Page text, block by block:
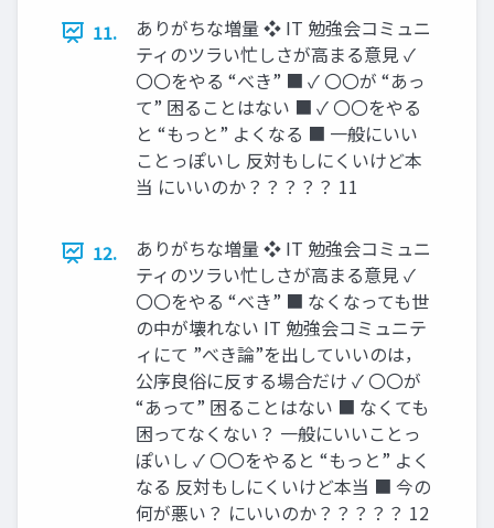
11.
ありがちな増量 ❖ IT 勉強会コミュニ
ティのツラい忙しさが高まる意見 ✓
〇〇をやる “べき” ■ ✓ 〇〇が “あっ
て” 困ることはない ■ ✓ 〇〇をやる
と “もっと” よくなる ■ 一般にいい
ことっぽいし 反対もしにくいけど本
当 にいいのか？？？？？ 11
12.
ありがちな増量 ❖ IT 勉強会コミュニ
ティのツラい忙しさが高まる意見 ✓
〇〇をやる “べき” ■ なくなっても世
の中が壊れない IT 勉強会コミュニテ
ィにて ”べき論”を出していいのは，
公序良俗に反する場合だけ ✓ 〇〇が
“あって” 困ることはない ■ なくても
困ってなくない？ 一般にいいことっ
ぽいし ✓ 〇〇をやると “もっと” よく
なる 反対もしにくいけど本当 ■ 今の
何が悪い？ にいいのか？？？？？ 12